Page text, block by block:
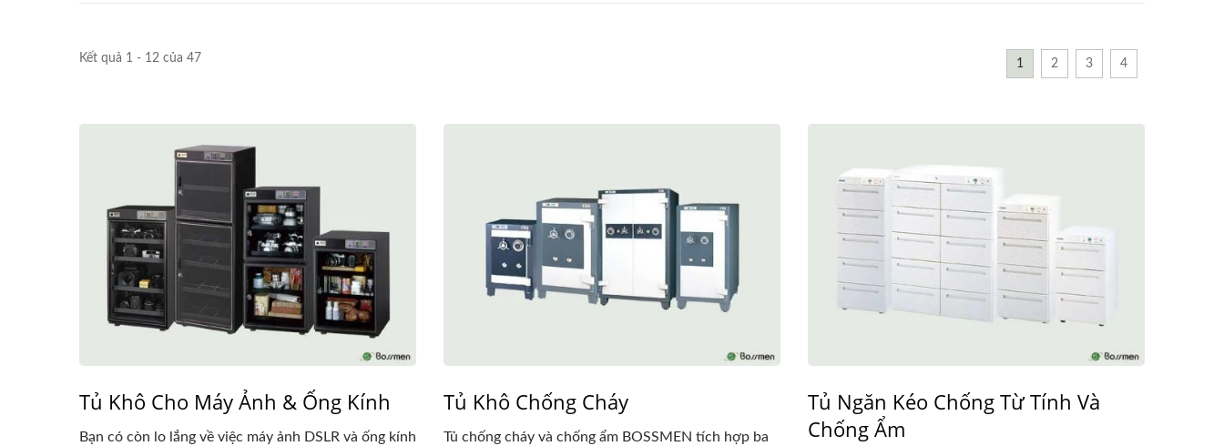
Kết quả 1 - 12 của 47 1 2 3 4
Tủ Khô Cho Máy Ảnh & Ống Kính
Bạn có còn lo lắng về việc máy ảnh DSLR và ống kính
Tủ Khô Chống Cháy
Tủ chống cháy và chống ẩm BOSSMEN tích hợp ba
Tủ Ngăn Kéo Chống Từ Tính Và
Chống Ẩm